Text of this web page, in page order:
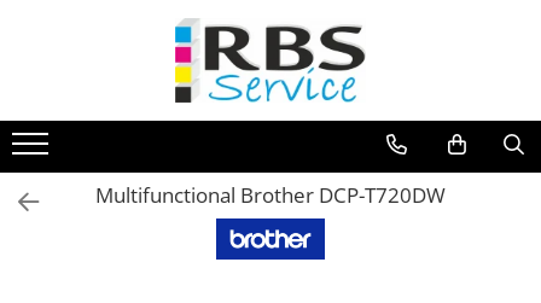
Echipamente de printare
Imprimante
Format mare - plotter
Multifunctional Brother DCP-T720DW